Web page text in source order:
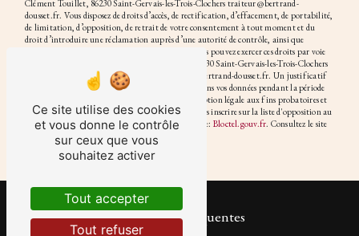
Clément Touillet, 86230 Saint-Gervais-les-Trois-Clochers traiteur@bertrand-
dousset.fr. Vous disposez de droits d’accès, de rectification, d’effacement, de portabilité,
de limitation, d’opposition, de retrait de votre consentement à tout moment et du
droit d’introduire une réclamation auprès d’une autorité de contrôle, ainsi que
d’organiser le sort de vos données post-mortem. Vous pouvez exercer ces droits par voie
postale à l'adresse 15 Ter Rue Clément Touillet, 86230 Saint-Gervais-les-Trois-Clochers
ou par courrier électronique à l'adresse traiteur@bertrand-dousset.fr. Un justificatif
d'identité pourra vous être demandé. Nous conservons vos données pendant la période
de prise de contact puis pendant la durée de prescription légale aux fins probatoires et
de gestion des contentieux. Vous avez le droit de vous inscrire sur la liste d'opposition au
démarchage téléphonique, disponible à cette adresse: Bloctel.gouv.fr. Consultez le site
cnil.fr pour plus d’informations sur vos droits.
Recherches fréquentes
Ce site utilise des cookies
et vous donne le contrôle
sur ceux que vous
souhaitez activer
Tout accepter
Tout refuser